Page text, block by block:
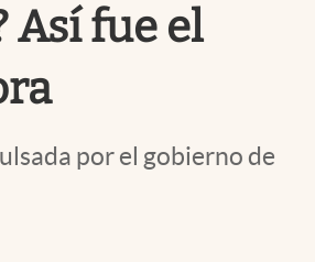
Así fue el
por el gobierno de